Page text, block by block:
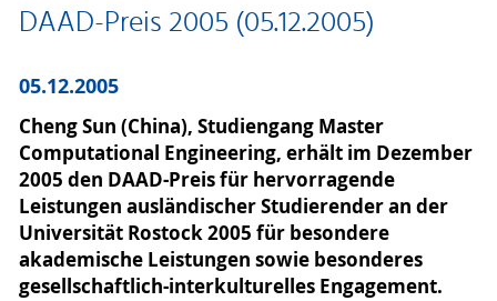
DAAD-Preis 2005 (05.12.2005)
05.12.2005
Cheng Sun (China), Studiengang Master
Computational Engineering, erhält im Dezember
2005 den DAAD-Preis für hervorragende
Leistungen ausländischer Studierender an der
Universität Rostock 2005 für besondere
akademische Leistungen sowie besonderes
gesellschaftlich-interkulturelles Engagement.